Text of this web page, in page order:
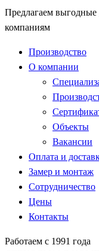
Предлагаем выгодные
компаниям
Производство
О компании
Объекты
Вакансии
Оплата и
Замер и монтаж
Сотрудничество
Цены
Контакты
Работаем с 1991 года